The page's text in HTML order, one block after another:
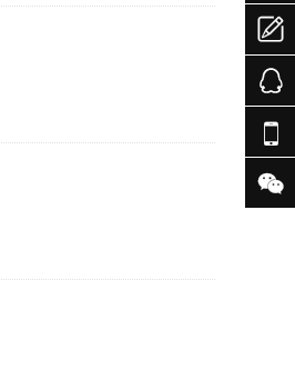


